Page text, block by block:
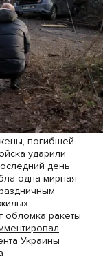
погибшей
ударили
день
одна мирная
обломка ракеты
Украины